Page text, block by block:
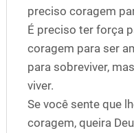
preciso coragem
É preciso ter força
coragem para ser
para sobreviver,
viver.
Se você sente que
coragem, queira